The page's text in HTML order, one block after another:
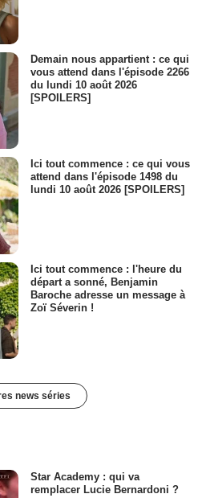
Demain nous appartient : ce qui
vous attend dans l'épisode 2266
du lundi 10 août 2026
[SPOILERS]
Ici tout commence : ce qui vous
attend dans l'épisode 1498 du
lundi 10 août 2026 [SPOILERS]
Ici tout commence : l'heure du
départ a sonné, Benjamin
Baroche adresse un message à
Zoï Séverin !
news séries
Star Academy : qui va
remplacer Lucie Bernardoni ?